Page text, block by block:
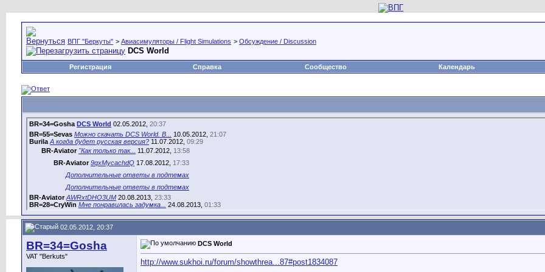
ВПГ "Беркуты" > Авиасимуляторы / Flight Simulations > Обсуждение / Discussion
DCS World
Регистрация Справка Сообщество Календарь
BR=34=Gosha DCS World 02.05.2012, 20:37
BR=55=Sevas Можно скачать DCS World. В... 10.05.2012, 21:07
Burila А когда будет русская версия? 11.07.2012, 09:29
BR-Aviator "Как только так... 11.07.2012, 13:58
BR-Aviator 9qxMycachdQ 17.08.2012, 17:33
Дополнительные ответы в подтемах
Дополнительные ответы в подтемах
BR-Aviator AWRxtDHO3UM 20.08.2013, 23:33
BR=28=CryWin Мне понравилась задумка... 24.08.2013, 01:33
BR=56=Lordfran mu_6Dyko-9A Вот какой дым...25.08.2013,21:23
BR-Aviator Вот такой?:Smile-002: ...
Максим, тебе процессор и...25.08.2013,23:36
BR=49=Sliver Они чего там саляру с маслом...
Дополнительные ответы в подтемах
02.05.2012, 20:37
BR=34=Gosha
VAT "Berkuts"
DCS World
http://www.sukhoi.ru/forum/showthrea...87#post1834087